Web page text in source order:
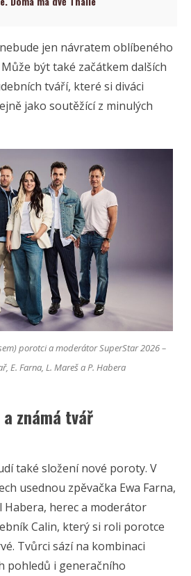
jen návratem oblíbeného
být také začátkem dalších
tváří, které si diváci
jako soutěžící z minulých
porotci a moderátor SuperStar 2026 –
E. Farna, L. Mareš a P. Habera
známá tvář
také složení nové poroty. V
usednou zpěvačka Ewa Farna,
Habera, herec a moderátor
Calin, který si roli porotce
Tvůrci sází na kombinaci
pohledů i generačního